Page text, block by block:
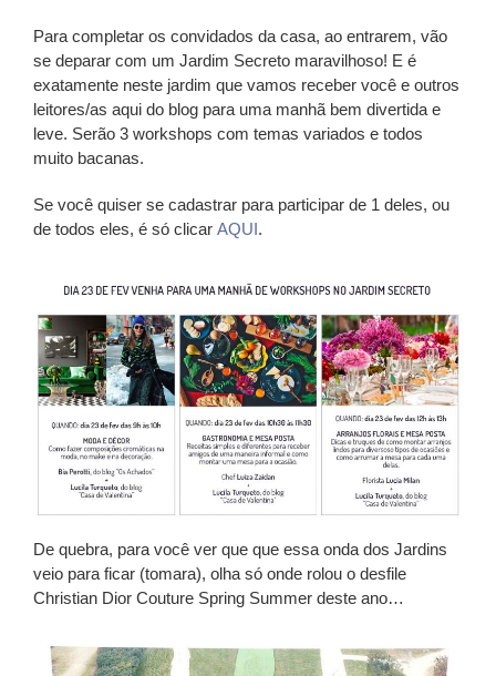
Para completar os convidados da casa, ao entrarem, vão
se deparar com um Jardim Secreto maravilhoso! E é
exatamente neste jardim que vamos receber você e outros
leitores/as aqui do blog para uma manhã bem divertida e
leve. Serão 3 workshops com temas variados e todos
muito bacanas.
Se você quiser se cadastrar para participar de 1 deles, ou
de todos eles, é só clicar AQUI.
De quebra, para você ver que que essa onda dos Jardins
veio para ficar (tomara), olha só onde rolou o desfile
Christian Dior Couture Spring Summer deste ano…